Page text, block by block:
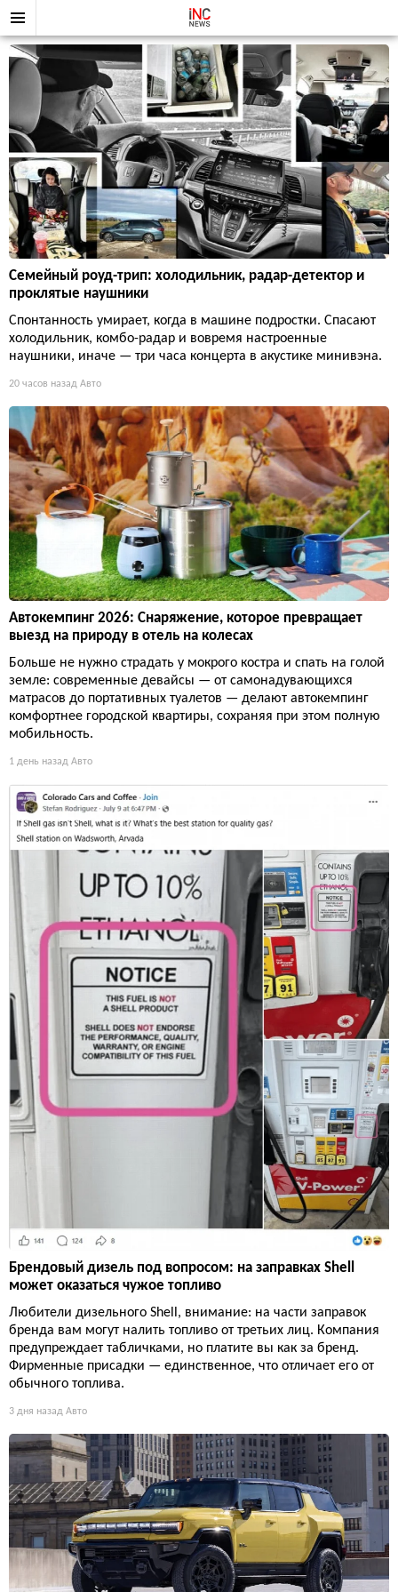
Семейный роуд-трип: холодильник, радар-детектор и
проклятые наушники
Спонтанность умирает, когда в машине подростки. Спасают
холодильник, комбо-радар и вовремя настроенные
наушники, иначе — три часа концерта в акустике минивэна.
20 часов назад Авто
Автокемпинг 2026: Снаряжение, которое превращает
выезд на природу в отель на колесах
Больше не нужно страдать у мокрого костра и спать на голой
земле: современные девайсы — от самонадувающихся
матрасов до портативных туалетов — делают автокемпинг
комфортнее городской квартиры, сохраняя при этом полную
мобильность.
1 день назад Авто
Брендовый дизель под вопросом: на заправках Shell
может оказаться чужое топливо
Любители дизельного Shell, внимание: на части заправок
бренда вам могут налить топливо от третьих лиц. Компания
предупреждает табличками, но платите вы как за бренд.
Фирменные присадки — единственное, что отличает его от
обычного топлива.
3 дня назад Авто